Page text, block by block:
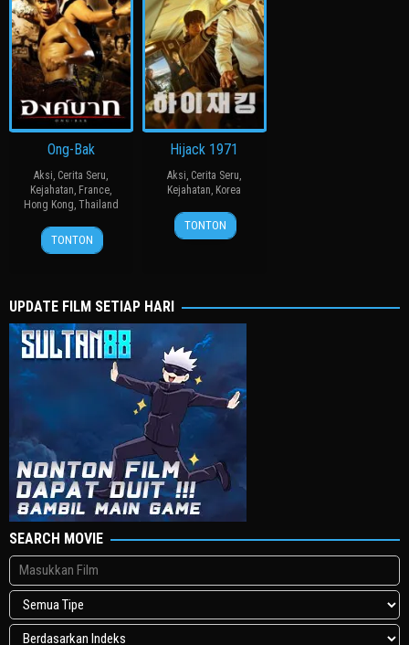
Ong-Bak
Aksi, Cerita Seru,
Kejahatan, France,
Hong Kong, Thailand
31
Jan
ปรัชญา
ปิ่น
TONTON
Hijack 1971
Aksi, Cerita Seru,
Kejahatan, Korea
21
Jun
Kim
Sung-
TONTON
UPDATE FILM SETIAP HARI
SEARCH MOVIE